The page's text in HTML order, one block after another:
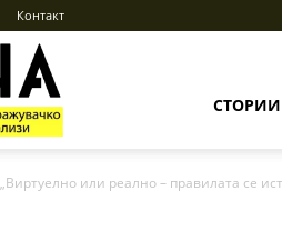
Контакт
СТОРИИ
„Виртуелно или реално – правилата се